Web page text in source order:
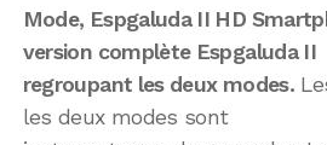
Mode, Espgaluda II HD
version complète Espgaluda II
regroupant les deux modes.
les deux modes sont